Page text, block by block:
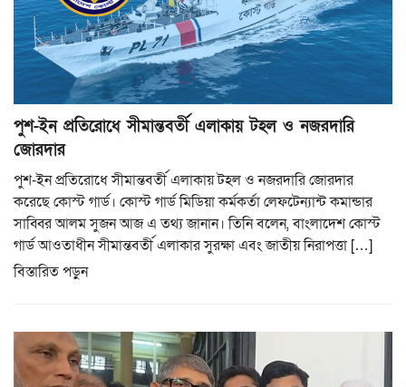
পুশ-ইন প্রতিরোধে সীমান্তবর্তী এলাকায় টহল ও নজরদারি
জোরদার
পুশ-ইন প্রতিরোধে সীমান্তবর্তী এলাকায় টহল ও নজরদারি জোরদার
করেছে কোস্ট গার্ড। কোস্ট গার্ড মিডিয়া কর্মকর্তা লেফটেন্যান্ট কমান্ডার
সাব্বির আলম সুজন আজ এ তথ্য জানান। তিনি বলেন, বাংলাদেশ কোস্ট
গার্ড আওতাধীন সীমান্তবর্তী এলাকার সুরক্ষা এবং জাতীয় নিরাপত্তা […]
বিস্তারিত পড়ুন